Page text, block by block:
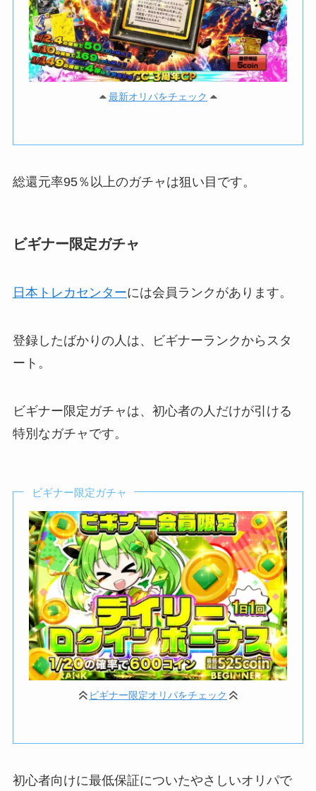
最新オリパをチェック
総還元率95％以上のガチャは狙い目です。
ビギナー限定ガチャ
日本トレカセンターには会員ランクがあります。
登録したばかりの人は、ビギナーランクからスタ
ート。
ビギナー限定ガチャは、初心者の人だけが引ける
特別なガチャです。
ビギナー限定ガチャ
ビギナー限定オリパをチェック
初心者向けに最低保証についたやさしいオリパで